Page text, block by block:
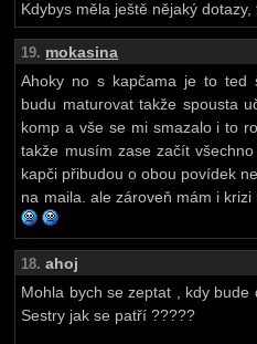
Kdybys měla ještě nějaký
19. mokasina
Ahoky no s kapčama je to ted
budu maturovat takže spousta
komp a vše se mi smazalo i to
takže musím zase začít
kapči přibudou o obou povídek
na maila. ale zároveň mám i
18. ahoj
Mohla bych se zeptat , kdy
Sestry jak se patří ?????